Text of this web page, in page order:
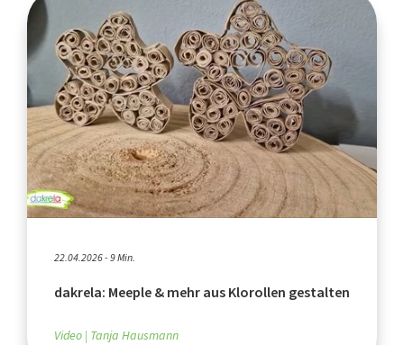
22.04.2026 - 9 Min.
dakrela: Meeple & mehr aus Klorollen gestalten
Video Tanja Hausmann